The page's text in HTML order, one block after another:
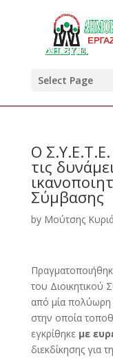
Select Page
Ο Σ.Υ.Ε.Τ.Ε.
τις
Σύμβασης
by Μούτσης
του Διοικητικού
από μία πολύωρη
στην οποία
εγκρίθηκε με
διεκδίκησης για